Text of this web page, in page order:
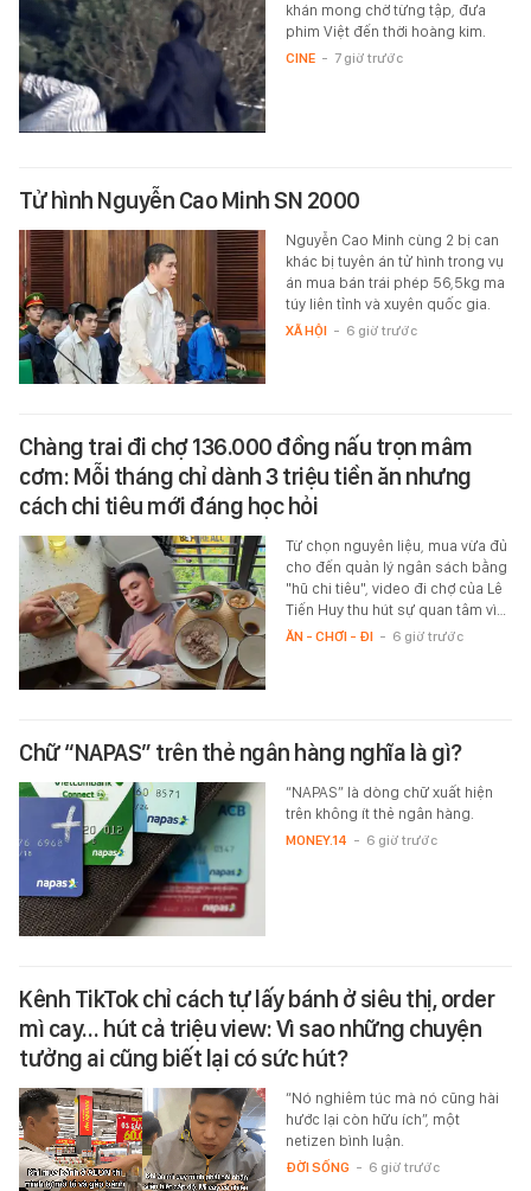
khán mong chờ từng tập, đưa
phim Việt đến thời hoàng kim.
CINE - 7 giờ trước
Tử hình Nguyễn Cao Minh SN 2000
Nguyễn Cao Minh cùng 2 bị can
khác bị tuyên án tử hình trong vụ
án mua bán trái phép 56,5kg ma
túy liên tỉnh và xuyên quốc gia.
XÃ HỘI - 6 giờ trước
Chàng trai đi chợ 136.000 đồng nấu trọn mâm
cơm: Mỗi tháng chỉ dành 3 triệu tiền ăn nhưng
cách chi tiêu mới đáng học hỏi
Từ chọn nguyên liệu, mua vừa đủ
cho đến quản lý ngân sách bằng
"hũ chi tiêu", video đi chợ của Lê
Tiến Huy thu hút sự quan tâm vì…
ĂN - CHƠI - ĐI - 6 giờ trước
Chữ “NAPAS” trên thẻ ngân hàng nghĩa là gì?
“NAPAS” là dòng chữ xuất hiện
trên không ít thẻ ngân hàng.
MONEY.14 - 6 giờ trước
Kênh TikTok chỉ cách tự lấy bánh ở siêu thị, order
mì cay… hút cả triệu view: Vì sao những chuyện
tưởng ai cũng biết lại có sức hút?
“Nó nghiêm túc mà nó cũng hài
hước lại còn hữu ích”, một
netizen bình luận.
ĐỜI SỐNG - 6 giờ trước